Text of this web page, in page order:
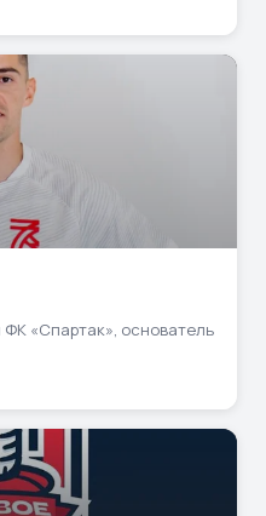
«Спартак», основатель